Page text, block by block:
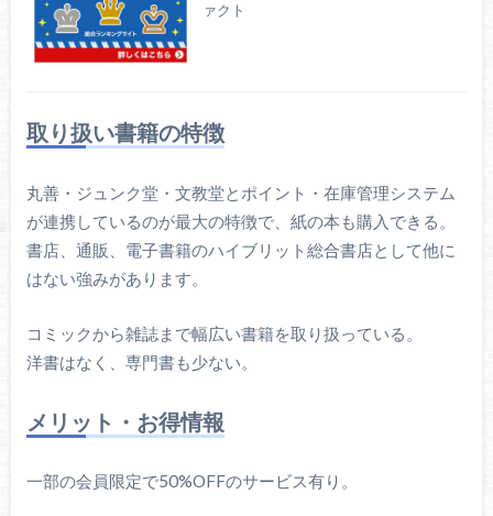
ァクト
取り扱い書籍の特徴
丸善・ジュンク堂・文教堂とポイント・在庫管理システム
が連携しているのが最大の特徴で、紙の本も購入できる。
書店、通販、電子書籍のハイブリット総合書店として他に
はない強みがあります。
コミックから雑誌まで幅広い書籍を取り扱っている。
洋書はなく、専門書も少ない。
メリット・お得情報
一部の会員限定で50%OFFのサービス有り。